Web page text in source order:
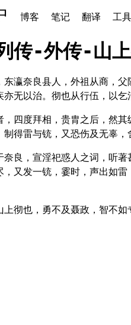
博客 笔记 翻译 工具
传-外传-山
东瀛奈良县人，外祖从商，
亦无以治。彻也从行伍，以
，四度拜相，贵胄之后，然
制得雷与铳，又恐伤及无辜
奈良，宣淫祀惑人之词，听
，又发一铳，霎时，声出如
上彻也，勇不及聂政，智不